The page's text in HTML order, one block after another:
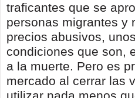
traficantes que se
personas migrantes y
precios abusivos,
condiciones que son,
a la muerte. Pero es
mercado al cerrar las